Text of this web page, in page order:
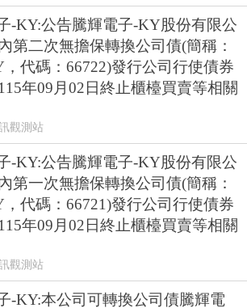
-KY:公告騰輝電子-KY股份有限公
第二次無擔保轉換公司債(簡稱：
代碼：66722)發行公司行使債券
年09月02日終止櫃檯買賣等相關
觀測站
-KY:公告騰輝電子-KY股份有限公
第一次無擔保轉換公司債(簡稱：
代碼：66721)發行公司行使債券
年09月02日終止櫃檯買賣等相關
觀測站
-KY:本公司可轉換公司債騰輝電